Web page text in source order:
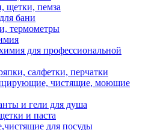
щетки, пемза
бани
термометры
для профессиональной
салфетки, перчатки
чистящие, моющие
и гели для душа
и паста
для посуды